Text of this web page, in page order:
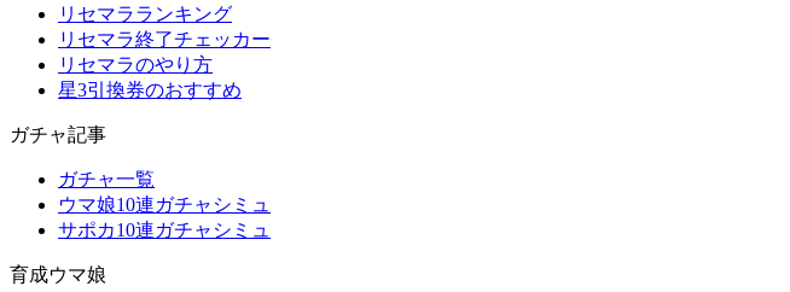
リセマラランキング
リセマラ終了チェッカー
リセマラのやり方
星3引換券のおすすめ
ガチャ記事
ガチャ一覧
ウマ娘10連ガチャシミュ
サポカ10連ガチャシミュ
育成ウマ娘